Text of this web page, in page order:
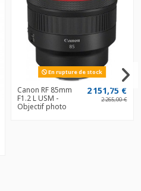
En rupture de stock
Canon RF 85mm
F1.2 L USM -
Objectif photo
2 151,75 €
2 265,00 €